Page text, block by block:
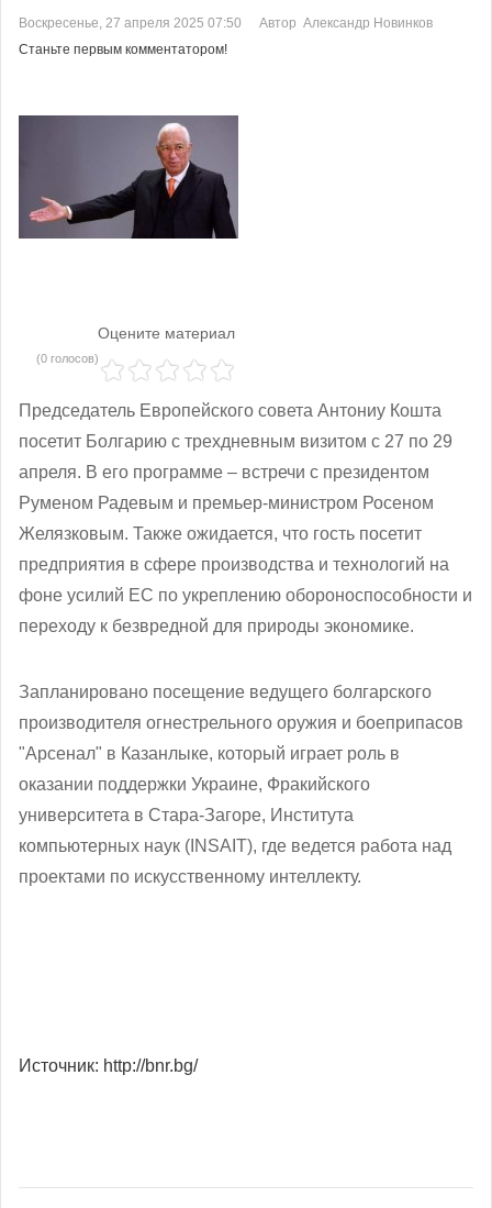
Воскресенье, 27 апреля 2025 07:50
Автор Александр Новинков
Станьте первым комментатором!
Оцените материал
(0 голосов)
Председатель Европейского совета Антониу Кошта
посетит Болгарию с трехдневным визитом с 27 по 29
апреля. В его программе – встречи с президентом
Руменом Радевым и премьер-министром Росеном
Желязковым. Также ожидается, что гость посетит
предприятия в сфере производства и технологий на
фоне усилий ЕС по укреплению обороноспособности и
переходу к безвредной для природы экономике.
Запланировано посещение ведущего болгарского
производителя огнестрельного оружия и боеприпасов
"Арсенал" в Казанлыке, который играет роль в
оказании поддержки Украине, Фракийского
университета в Стара-Загоре, Института
компьютерных наук (INSAIT), где ведется работа над
проектами по искусственному интеллекту.
Источник: http://bnr.bg/